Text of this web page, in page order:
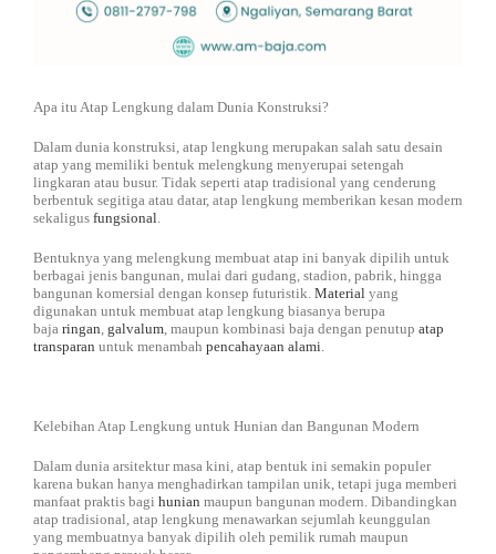
Apa itu Atap Lengkung dalam Dunia Konstruksi?
Dalam dunia konstruksi, atap lengkung merupakan salah satu desain
atap yang memiliki bentuk melengkung menyerupai setengah
lingkaran atau busur. Tidak seperti atap tradisional yang cenderung
berbentuk segitiga atau datar, atap lengkung memberikan kesan modern
sekaligus fungsional.
Bentuknya yang melengkung membuat atap ini banyak dipilih untuk
berbagai jenis bangunan, mulai dari gudang, stadion, pabrik, hingga
bangunan komersial dengan konsep futuristik. Material yang
digunakan untuk membuat atap lengkung biasanya berupa
baja ringan, galvalum, maupun kombinasi baja dengan penutup atap
transparan untuk menambah pencahayaan alami.
Kelebihan Atap Lengkung untuk Hunian dan Bangunan Modern
Dalam dunia arsitektur masa kini, atap bentuk ini semakin populer
karena bukan hanya menghadirkan tampilan unik, tetapi juga memberi
manfaat praktis bagi hunian maupun bangunan modern. Dibandingkan
atap tradisional, atap lengkung menawarkan sejumlah keunggulan
yang membuatnya banyak dipilih oleh pemilik rumah maupun